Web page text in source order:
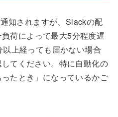
知されますが、Slackの配
荷によって最大5分程度遅
上経っても届かない場合
てください。特に自動化の
たとき」になっているかご